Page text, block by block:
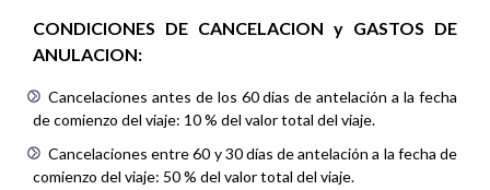
CONDICIONES DE CANCELACION y GASTOS DE
ANULACION:
Cancelaciones antes de los 60 dias de antelación a la fecha
de comienzo del viaje: 10 % del valor total del viaje.
Cancelaciones entre 60 y 30 días de antelación a la fecha de
comienzo del viaje: 50 % del valor total del viaje.